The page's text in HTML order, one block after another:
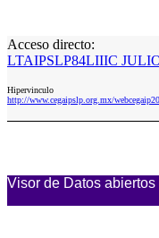
Acceso directo:
LTAIPSLP84LIIIC
Hipervinculo
http://www.cegaipslp.org.mx/
Visor de Datos abiertos